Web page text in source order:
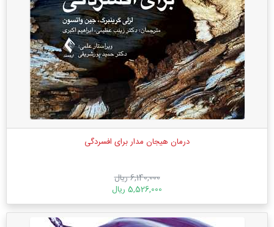
درمان هیجان مدار برای افسردگی
6,140,000 ریال
5,526,000 ریال